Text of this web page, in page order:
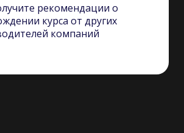
рекомендации о
курса от других
компаний